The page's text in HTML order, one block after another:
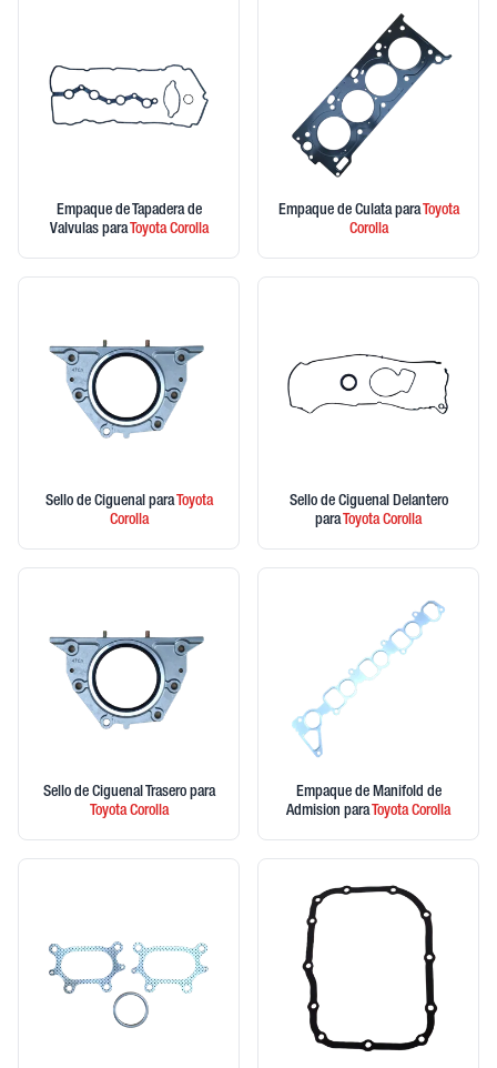
Empaque de Tapadera de
Valvulas para ToyotaCorolla
Empaque de Culata para Toyota
Corolla
Sello de Ciguenal para Toyota
Corolla
Sello de Ciguenal Delantero
para ToyotaCorolla
Sello de Ciguenal Trasero para
ToyotaCorolla
Empaque de Manifold de
Admision para ToyotaCorolla